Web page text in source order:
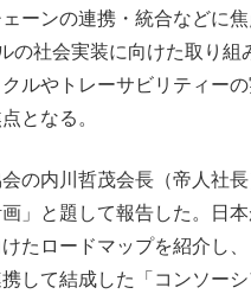
ーンの連携・統合などに
の社会実装に向けた取り組
ルやトレーサビリティー
となる。
の内川哲茂会長（帝人社
」と題して報告した。日
たロードマップを紹介し
して結成した「コンソー